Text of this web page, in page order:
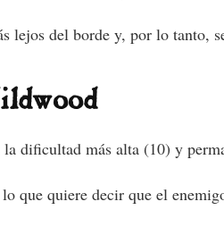
lejos del borde y, por lo tanto,
dificultad más alta (10) y
que quiere decir que el